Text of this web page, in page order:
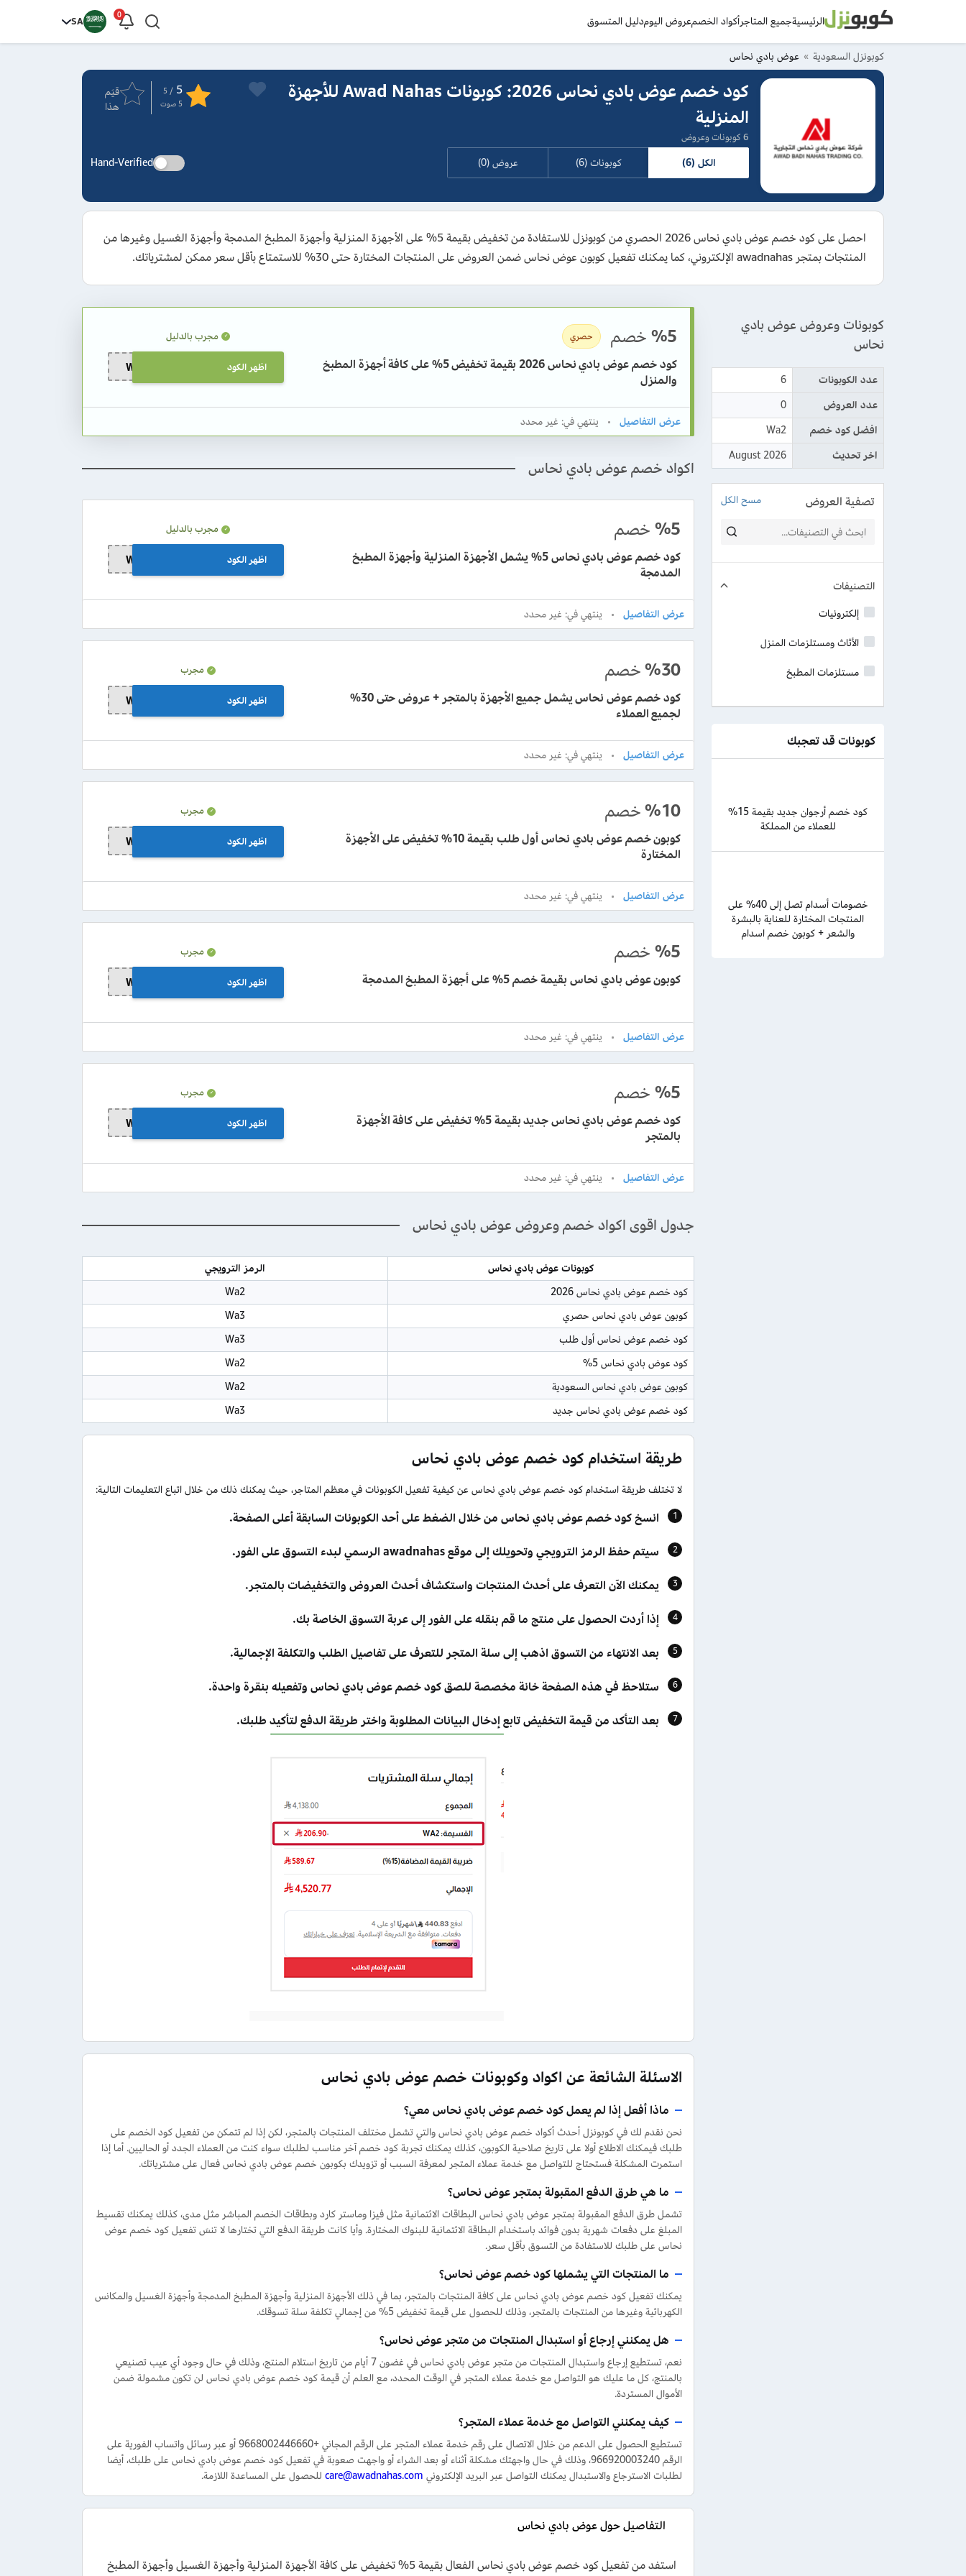
الرئيسيةجميع المتاجرأكواد الخصمعروض اليومدليل المتسوق 0
SA
كوبونزل السعودية عوض بادي نحاس
كود خصم عوض بادي نحاس 2026: كوبونات Awad Nahas للأجهزة
المنزلية
6 كوبونات وعروض
5
/ 5
5 صوت
قيَم
هذا
الكل (6) كوبونات (6) عروض (0) Hand-Verified
احصل على كود خصم عوض بادي نحاس 2026 الحصري من كوبونزل للاستفادة من تخفيض بقيمة 5% على الأجهزة المنزلية وأجهزة المطبخ المدمجة وأجهزة الغسيل وغيرها من
المنتجات بمتجر awadnahas الإلكتروني، كما يمكنك تفعيل كوبون عوض نحاس ضمن العروض على المنتجات المختارة حتى 30% للاستمتاع بأقل سعر ممكن لمشترياتك.
%5خصم حصري
كود خصم عوض بادي نحاس 2026 بقيمة تخفيض 5% على كافة أجهزة المطبخ
والمنزل
مجرب بالدليل
Wa2 اظهر الكود
ينتهي في: غير محدد
اكواد خصم عوض بادي نحاس
%5خصم
كود خصم عوض بادي نحاس 5% يشمل الأجهزة المنزلية وأجهزة المطبخ
المدمجة
مجرب بالدليل
Wa3 اظهر الكود
ينتهي في: غير محدد
%30خصم
كود خصم عوض نحاس يشمل جميع الأجهزة بالمتجر + عروض حتى 30%
لجميع العملاء
مجرب
Wa2 اظهر الكود
ينتهي في: غير محدد
%10خصم
كوبون خصم عوض بادي نحاس أول طلب بقيمة 10% تخفيض على الأجهزة
المختارة
مجرب
Wa3 اظهر الكود
ينتهي في: غير محدد
%5خصم
كوبون عوض بادي نحاس بقيمة خصم 5% على أجهزة المطبخ المدمجة
مجرب
Wa3 اظهر الكود
ينتهي في: غير محدد
%5خصم
كود خصم عوض بادي نحاس جديد بقيمة 5% تخفيض على كافة الأجهزة
بالمتجر
مجرب
Wa2 اظهر الكود
ينتهي في: غير محدد
جدول اقوى اكواد خصم وعروض عوض بادي نحاس
كوبونات عوض بادي نحاس
الرمز الترويجي
كود خصم عوض بادي نحاس 2026
Wa2
كوبون عوض بادي نحاس حصري
Wa3
كود خصم عوض نحاس أول طلب
Wa3
كود عوض بادي نحاس 5%
Wa2
كوبون عوض بادي نحاس السعودية
Wa2
كود خصم عوض بادي نحاس جديد
Wa3
طريقة استخدام كود خصم عوض بادي نحاس
لا تختلف طريقة استخدام كود خصم عوض بادي نحاس عن كيفية تفعيل الكوبونات في معظم المتاجر، حيث يمكنك ذلك من خلال اتباع التعليمات التالية:
انسخ كود خصم عوض بادي نحاس من خلال الضغط على أحد الكوبونات السابقة أعلى الصفحة.
سيتم حفظ الرمز الترويجي وتحويلك إلى موقع awadnahas الرسمي لبدء التسوق على الفور.
يمكنك الآن التعرف على أحدث المنتجات واستكشاف أحدث العروض والتخفيضات بالمتجر.
إذا أردت الحصول على منتج ما قم بنقله على الفور إلى عربة التسوق الخاصة بك.
بعد الانتهاء من التسوق اذهب إلى سلة المتجر للتعرف على تفاصيل الطلب والتكلفة الإجمالية.
ستلاحظ في هذه الصفحة خانة مخصصة للصق كود خصم عوض بادي نحاس وتفعيله بنقرة واحدة.
بعد التأكد من قيمة التخفيض تابع إدخال البيانات المطلوبة واختر طريقة الدفع لتأكيد طلبك.
الاسئلة الشائعة عن اكواد وكوبونات خصم عوض بادي نحاس
ماذا أفعل إذا لم يعمل كود خصم عوض بادي نحاس معي؟
نحن نقدم لك في كوبونزل أحدث أكواد خصم عوض بادي نحاس والتي تشمل مختلف المنتجات بالمتجر، لكن إذا لم تتمكن من تفعيل كود الخصم على
طلبك فيمكنك الاطلاع أولا على تاريخ صلاحية الكوبون، كذلك يمكنك تجربة كود خصم آخر مناسب لطلبك سواء كنت من العملاء الجدد أو الحاليين. أما إذا
استمرت المشكلة فستحتاج للتواصل مع خدمة عملاء المتجر لمعرفة السبب أو تزويدك بكوبون خصم عوض بادي نحاس فعال على مشترياتك.
ما هي طرق الدفع المقبولة بمتجر عوض نحاس؟
تشمل طرق الدفع المقبولة بمتجر عوض بادي نحاس البطاقات الائتمانية مثل فيزا وماستر كارد وبطاقات الخصم المباشر مثل مدى، كذلك يمكنك تقسيط
المبلغ على دفعات شهرية بدون فوائد باستخدام البطاقة الائتمانية للبنوك المختارة. وأيا كانت طريقة الدفع التي تختارها لا تنسَ تفعيل كود خصم عوض
نحاس على طلبك للاستفادة من التسوق بأقل سعر.
ما المنتجات التي يشملها كود خصم عوض نحاس؟
يمكنك تفعيل كود خصم عوض بادي نحاس على كافة المنتجات بالمتجر، بما في ذلك الأجهزة المنزلية وأجهزة المطبخ المدمجة وأجهزة الغسيل والمكانس
الكهربائية وغيرها من المنتجات بالمتجر، وذلك للحصول على قيمة تخفيض 5% من إجمالي تكلفة سلة تسوقك.
هل يمكنني إرجاع أو استبدال المنتجات من متجر عوض نحاس؟
نعم، تستطيع إرجاع واستبدال المنتجات من متجر عوض بادي نحاس في غضون 7 أيام من تاريخ استلام المنتج، وذلك في حال وجود أي عيب تصنيعي
بالمنتج، كل ما عليك هو التواصل مع خدمة عملاء المتجر في الوقت المحدد، مع العلم أن قيمة كود خصم عوض بادي نحاس لن تكون مشمولة ضمن
الأموال المستردة.
كيف يمكنني التواصل مع خدمة عملاء المتجر؟
تستطيع الحصول على الدعم من خلال الاتصال على رقم خدمة عملاء المتجر على الرقم المجاني +9668002446660 أو عبر رسائل واتساب الفورية على
الرقم 966920003240، وذلك في حال واجهتك مشكلة أثناء أو بعد الشراء أو واجهت صعوبة في تفعيل كود خصم عوض بادي نحاس على طلبك، أيضا
لطلبات الاسترجاع والاستبدال يمكنك التواصل عبر البريد الإلكتروني care@awadnahas.com للحصول على المساعدة اللازمة.
التفاصيل حول عوض بادي نحاس
استفد من تفعيل كود خصم عوض بادي نحاس الفعال بقيمة 5% تخفيض على كافة الأجهزة المنزلية وأجهزة الغسيل وأجهزة المطبخ
كوبونات وعروض عوض بادي
نحاس
عدد الكوبونات
6
عدد العروض
0
افضل كود خصم
Wa2
اخر تحديث
August 2026
تصفية العروض مسح الكل
التصنيفات
إلكترونيات
الأثاث ومستلزمات المنزل
مستلزمات المطبخ
كوبونات قد تعجبك
كود خصم أرجوان جديد بقيمة 15%
للعملاء من المملكة
خصومات أسدام تصل إلى 40% على
المنتجات المختارة للعناية بالبشرة
والشعر + كوبون خصم اسدام